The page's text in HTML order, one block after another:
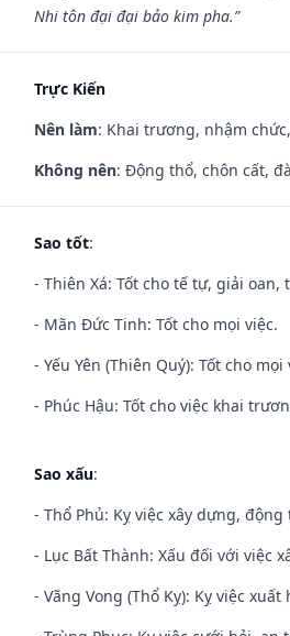
Nhi tôn đại đại bảo kim pha.”
Trực Kiến
Nên làm: Khai trương, nhậm
Không nên: Động thổ, chôn cất,
Sao tốt:
- Thiên Xá: Tốt cho tế tự, giải
- Mãn Đức Tinh: Tốt cho mọi việc.
- Yếu Yên (Thiên Quý): Tốt cho
- Phúc Hậu: Tốt cho việc khai
Sao xấu:
- Thổ Phủ: Kỵ việc xây dựng, động
- Lục Bất Thành: Xấu đối với việc
- Vãng Vong (Thổ Kỵ): Kỵ việc